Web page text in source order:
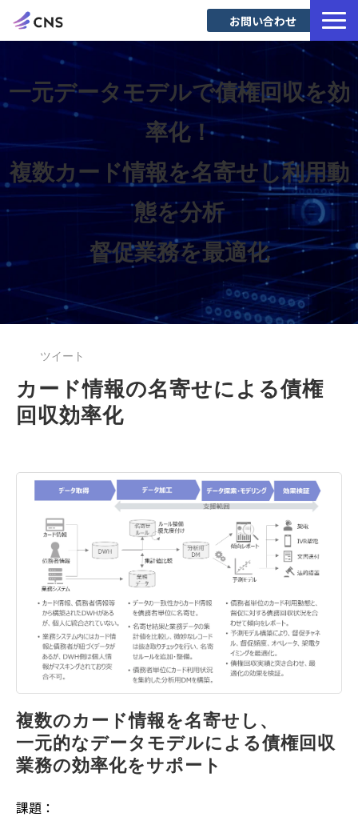
お問い合わせ
導入事例
Blog
一元データモデルで債権回収を効
率化！
複数カード情報を名寄せし利用動
態を分析
督促業務を最適化
ツイート
カード情報の名寄せによる債権
回収効率化
複数のカード情報を名寄せし、
一元的なデータモデルによる債権回収
業務の効率化をサポート
課題：